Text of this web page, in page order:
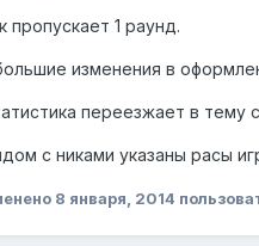
пропускает 1 раунд.
изменения в
переезжает в тему
с никами указаны расы
8 января, 2014